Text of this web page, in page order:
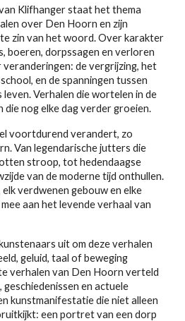
Klifhanger staat het thema
over Den Hoorn en zijn
zin van het woord. Over karakter
boeren, dorpssagen en verloren
de vergrijzing, het
en de spanningen tussen
Verhalen die wortelen in de
die nog elke dag verder groeien.
voortdurend verandert, zo
Van legendarische jutters die
stroop, tot hedendaagse
van de moderne tijd onthullen.
verdwenen gebouw en elke
aan het levende verhaal van
uit om deze verhalen
geluid, taal of beweging
verhalen van Den Hoorn verteld
geschiedenissen en actuele
kunstmanifestatie die niet alleen
een portret van een dorp